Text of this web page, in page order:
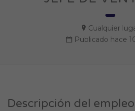
Cualquier
Publicado hace
Descripción del